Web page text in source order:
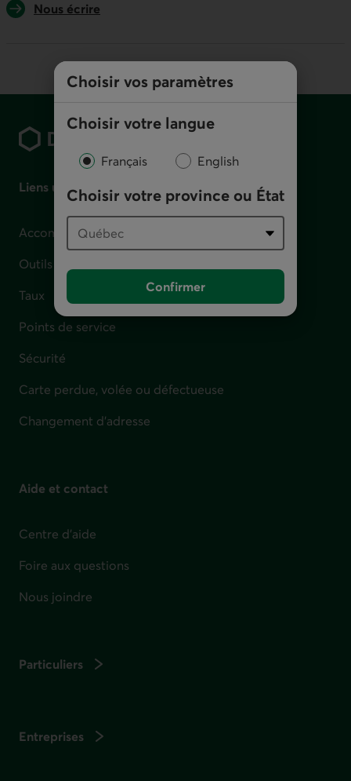
Choisir vos paramètres
Choisir votre langue
Français English
Choisir votre province ou État
Confirmer
Nous écrire
Liens utiles
Accompagnement en cas de difficulté financière
Outils et calculateurs
Taux
Points de service
Sécurité
Carte perdue, volée ou défectueuse
Changement d'adresse
Aide et contact
Centre d'aide
Foire aux questions
Nous joindre
Particuliers
Entreprises